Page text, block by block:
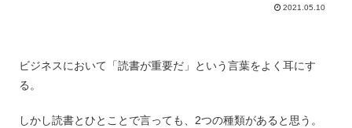
2021.05.10
ビジネスにおいて「読書が重要だ」という言葉をよく耳にす
る。
しかし読書とひとことで言っても、2つの種類があると思う。